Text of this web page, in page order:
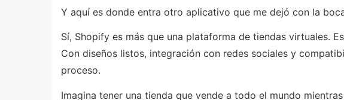
Y aquí es donde entra otro aplicativo que me dejó con la
Sí, Shopify es más que una plataforma de tiendas virtuales.
Con diseños listos, integración con redes sociales y
proceso.
Imagina tener una tienda que vende a todo el mundo